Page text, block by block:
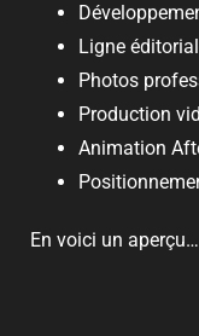
Ligne
Photos
Production
Animation
En voici un aperçu…